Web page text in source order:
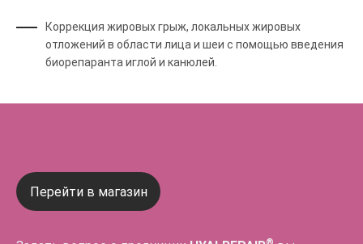
Коррекция жировых грыж, локальных жировых
отложений в области лица и шеи с помощью введения
биорепаранта иглой и канюлей.
Перейти в магазин